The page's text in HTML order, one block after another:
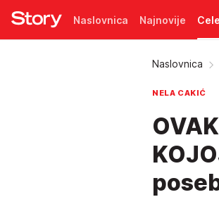
Naslovnica Najnovije
Naslovnica
NELA CAKIĆ